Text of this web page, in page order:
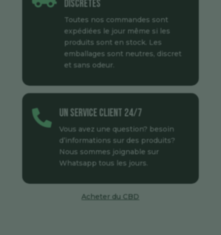
discrètes
Toutes nos commandes sont
expédiées le jour même si les
produits sont en stock. Les
emballages sont neutres, discret
et sans odeur.
 Un service client 24/7
Vous avez une question? besoin
d’informations sur des produits?
Nous sommes joignable sur
Whatsapp tous les jours.
Acheter du CBD